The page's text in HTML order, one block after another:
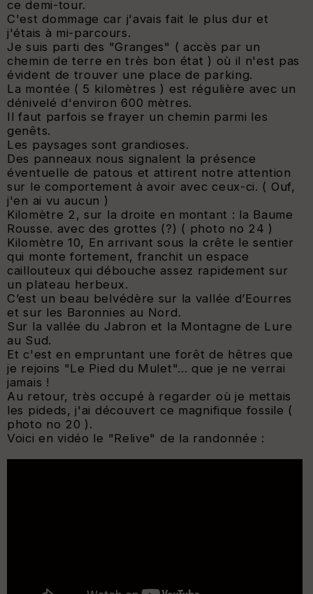
ce demi-tour.
C'est dommage car j'avais fait le plus dur et
j'étais à mi-parcours.
Je suis parti des "Granges" ( accès par un
chemin de terre en très bon état ) où il n'est pas
évident de trouver une place de parking.
La montée ( 5 kilomètres ) est régulière avec un
dénivelé d'environ 600 mètres.
Il faut parfois se frayer un chemin parmi les
genêts.
Les paysages sont grandioses.
Des panneaux nous signalent la présence
éventuelle de patous et attirent notre attention
sur le comportement à avoir avec ceux-ci. ( Ouf,
j'en ai vu aucun )
Kilomètre 2, sur la droite en montant : la Baume
Rousse. avec des grottes (?) ( photo no 24 )
Kilomètre 10, En arrivant sous la crête le sentier
qui monte fortement, franchit un espace
caillouteux qui débouche assez rapidement sur
un plateau herbeux.
C’est un beau belvédère sur la vallée d’Eourres
et sur les Baronnies au Nord.
Sur la vallée du Jabron et la Montagne de Lure
au Sud.
Et c'est en empruntant une forêt de hêtres que
je rejoins "Le Pied du Mulet"... que je ne verrai
jamais !
Au retour, très occupé à regarder où je mettais
les pideds, j'ai découvert ce magnifique fossile (
photo no 20 ).
Voici en vidéo le "Relive" de la randonnée :